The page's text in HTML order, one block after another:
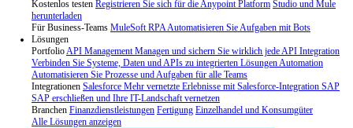
Kostenlos testen Registrieren Sie sich für die Anypoint Platform Studio und Mule
herunterladen
Für Business-Teams MuleSoft RPAAutomatisieren Sie Aufgaben mit Bots
Lösungen
PortfolioAPI Management Managen und sichern Sie wirklich jede API Integration
Verbinden Sie Systeme, Daten und APIs zu integrierten LösungenAutomation
Automatisieren Sie Prozesse und Aufgaben für alle Teams
Integrationen Salesforce Mehr vernetzte Erlebnisse mit Salesforce-Integration SAP
SAP erschließen und Ihre IT-Landschaft vernetzen
Branchen Finanzdienstleistungen Fertigung Einzelhandel und Konsumgüter
Alle Lösungen anzeigen